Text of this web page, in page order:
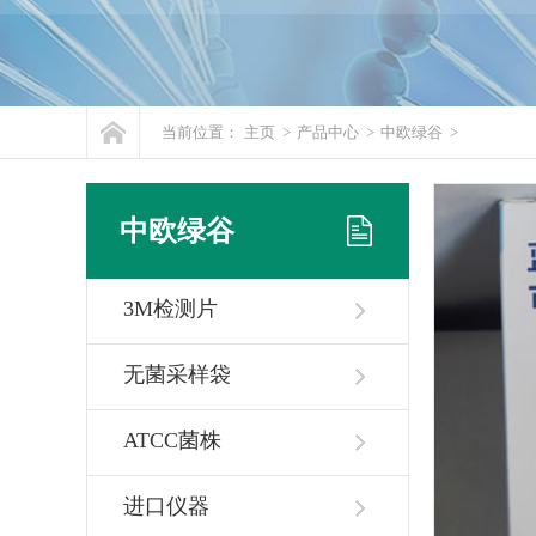
当前位置： 主页 > 产品中心 > 中欧绿谷 >
中欧绿谷
3M检测片
无菌采样袋
ATCC菌株
进口仪器